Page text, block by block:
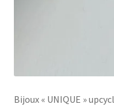
Bijoux « UNIQUE »